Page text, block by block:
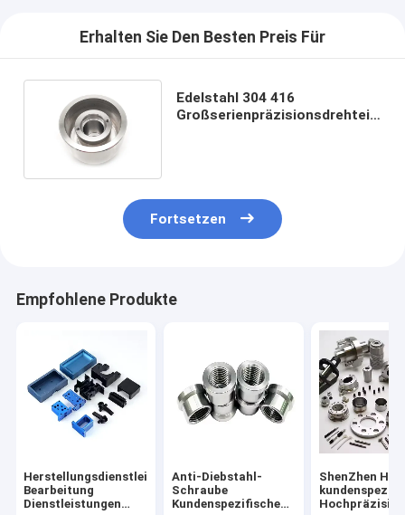
Erhalten Sie Den Besten Preis Für
Edelstahl 304 416
Großserienpräzisionsdrehteile
Fortsetzen
Empfohlene Produkte
Herstellungsdienstleistungen
Bearbeitung
Dienstleistungen
Anti-Diebstahl-
Schraube
Kundenspezifische
ShenZhen